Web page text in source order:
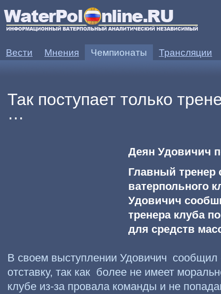
Вести Мнения Чемпионаты Трансляции
Так поступает только
…
Деян Удовичич
Главный тренер
ватерпольного
Удовичич
тренера клуба
для средств
В своем выступлении Удовичич сообщил
отставку, так как более не имеет
клубе из-за провала команды и не